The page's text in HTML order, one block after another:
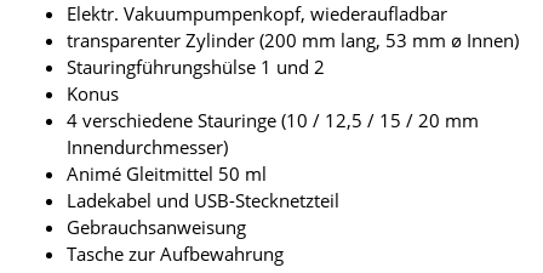
Elektr. Vakuumpumpenkopf, wiederaufladbar
transparenter Zylinder (200 mm lang, 53 mm ø Innen)
Stauringführungshülse 1 und 2
Konus
4 verschiedene Stauringe (10 / 12,5 / 15 / 20 mm
Innendurchmesser)
Animé Gleitmittel 50 ml
Ladekabel und USB-Stecknetzteil
Gebrauchsanweisung
Tasche zur Aufbewahrung